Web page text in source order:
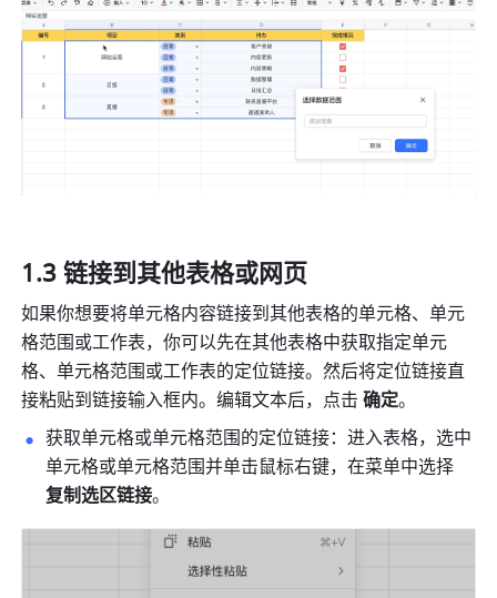
1.3 链接到其他表格或网页
如果你想要将单元格内容链接到其他表格的单元格、单元
格范围或工作表，你可以先在其他表格中获取指定单元
格、单元格范围或工作表的定位链接。然后将定位链接直
接粘贴到链接输入框内。编辑文本后，点击 确定。
获取单元格或单元格范围的定位链接：进入表格，选中
复制选区链接。